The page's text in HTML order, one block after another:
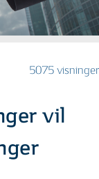
5075 visninger
vil